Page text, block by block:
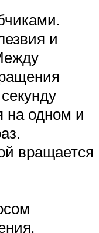
и
на одном и
вращается